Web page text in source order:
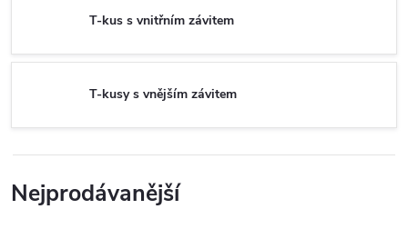
T-kus s vnitřním závitem
T-kusy s vnějším závitem
Nejprodávanější